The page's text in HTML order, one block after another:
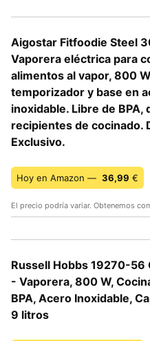
Aigostar Fitfoodie Steel
Vaporera eléctrica para
alimentos al vapor, 800
temporizador y base en
inoxidable. Libre de BPA,
recipientes de cocinado.
Exclusivo.
Hoy en Amazon — 36,99 €
El precio podría variar. Obtenemos
Russell Hobbs 19270-56
- Vaporera, 800 W,
BPA, Acero Inoxidable,
9 litros